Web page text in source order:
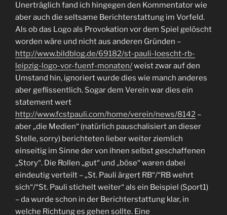
Unerträglich fand ich hingegen den Kommentator wie
aber auch die seltsame Berichterstattung im Vorfeld.
Als ob das Logo als Provokation vor dem Spiel gelöscht
worden wäre und nicht aus anderen Gründen –
http://www.bildblog.de/69182/st-pauli-loescht-rb-
leipzig-logo-vor-fuenf-monaten/weist zwar auf den
Umstand hin, ignoriert wurde dies wie manch anderes
aber geflissentlich. Sogar dem Verein war dies ein
statement wert
http://www.fcstpauli.com/home/verein/news/8142 –
aber „die Medien“ (natürlich pauschalisiert an dieser
Stelle, sorry) berichteten lieber weiter ziemlich
einseitig im Sinne der von ihnen selbst geschaffenen
„Story“. Die Rollen „gut“ und „böse“ waren dabei
eindeutig verteilt – „St. Pauli ärgert RB“/“RB wehrt
sich“/“St. Pauli stichelt weiter“ als ein Beispiel (Sport1)
– da wurde schon in der Berichterstattung klar, in
welche Richtung es gehen sollte. Eine